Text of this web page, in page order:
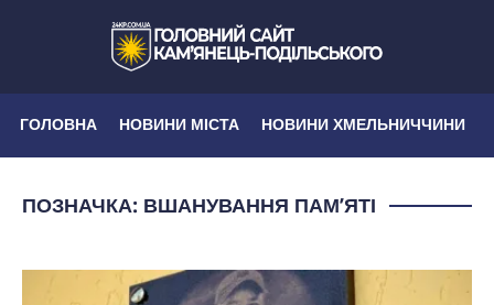
ГОЛОВНА НОВИНИ МІСТА НОВИНИ ХМЕЛЬНИЧЧИНИ
ПОЗНАЧКА: ВШАНУВАННЯ ПАМ’ЯТІ